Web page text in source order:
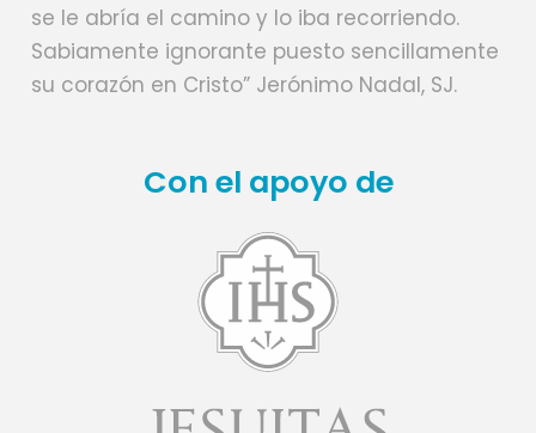
se le abría el camino y lo iba recorriendo.
Sabiamente ignorante puesto sencillamente
su corazón en Cristo” Jerónimo Nadal, SJ.
Con el apoyo de